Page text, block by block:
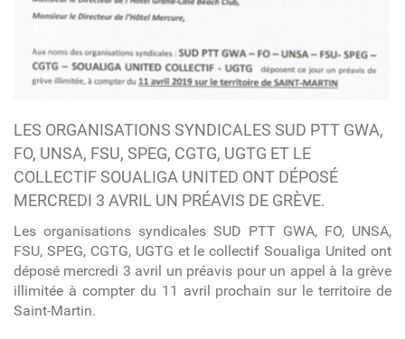
LES ORGANISATIONS SYNDICALES SUD PTT GWA,
FO, UNSA, FSU, SPEG, CGTG, UGTG ET LE
COLLECTIF SOUALIGA UNITED ONT DÉPOSÉ
MERCREDI 3 AVRIL UN PRÉAVIS DE GRÈVE.
Les organisations syndicales SUD PTT GWA, FO, UNSA,
FSU, SPEG, CGTG, UGTG et le collectif Soualiga United ont
déposé mercredi 3 avril un préavis pour un appel à la grève
illimitée à compter du 11 avril prochain sur le territoire de
Saint-Martin.